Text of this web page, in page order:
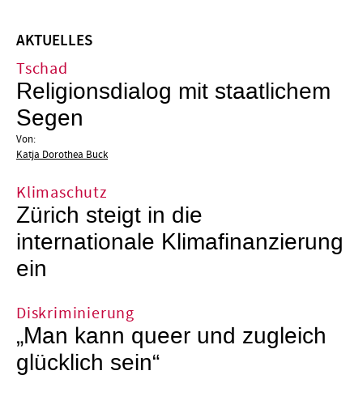
AKTUELLES
Tschad
Religionsdialog mit staatlichem
Segen
Von:
Katja Dorothea Buck
Klimaschutz
Zürich steigt in die
internationale Klimafinanzierung
ein
Diskriminierung
„Man kann queer und zugleich
glücklich sein“